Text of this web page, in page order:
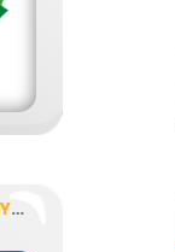
KACIFÁNTOS HATVÁNYOK